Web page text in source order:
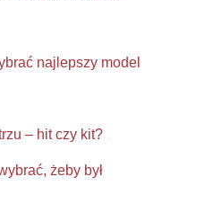
najlepszy model
– hit czy kit?
żeby był